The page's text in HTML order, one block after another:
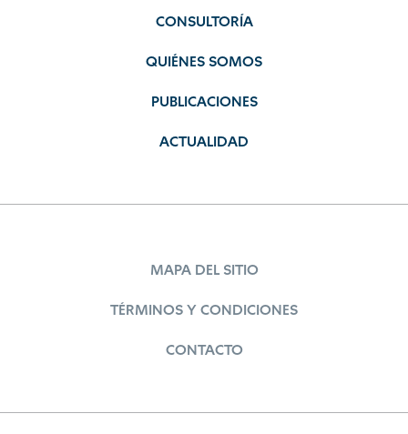
CONSULTORÍA
QUIÉNES SOMOS
PUBLICACIONES
ACTUALIDAD
MAPA DEL SITIO
TÉRMINOS Y CONDICIONES
CONTACTO